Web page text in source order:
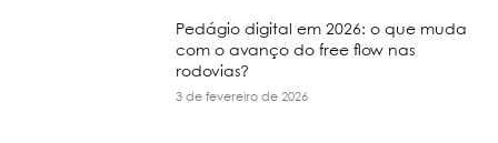
Pedágio digital em 2026: o que muda
com o avanço do free flow nas
rodovias?
3 de fevereiro de 2026